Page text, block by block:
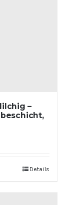
–
Details